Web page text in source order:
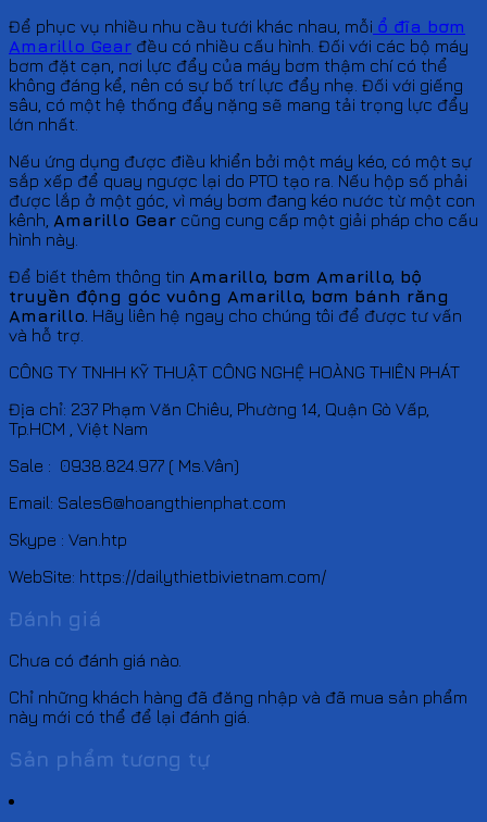
Để phục vụ nhiều nhu cầu tưới khác nhau, mỗi ổ đĩa bơm
Amarillo Gear đều có nhiều cấu hình. Đối với các bộ máy
bơm đặt cạn, nơi lực đẩy của máy bơm thậm chí có thể
không đáng kể, nên có sự bố trí lực đẩy nhẹ. Đối với giếng
sâu, có một hệ thống đẩy nặng sẽ mang tải trọng lực đẩy
lớn nhất.
Nếu ứng dụng được điều khiển bởi một máy kéo, có một sự
sắp xếp để quay ngược lại do PTO tạo ra. Nếu hộp số phải
được lắp ở một góc, vì máy bơm đang kéo nước từ một con
kênh, Amarillo Gear cũng cung cấp một giải pháp cho cấu
hình này.
Để biết thêm thông tin Amarillo, bơm Amarillo, bộ
truyền động góc vuông Amarillo, bơm bánh răng
Amarillo. Hãy liên hệ ngay cho chúng tôi để được tư vấn
và hỗ trợ.
CÔNG TY TNHH KỸ THUẬT CÔNG NGHỆ HOÀNG THIÊN PHÁT
Địa chỉ: 237 Phạm Văn Chiêu, Phường 14, Quận Gò Vấp,
Tp.HCM , Việt Nam
Sale : 0938.824.977 ( Ms.Vân)
Email: Sales6@hoangthienphat.com
Skype : Van.htp
WebSite: https://dailythietbivietnam.com/
Đánh giá
Chưa có đánh giá nào.
Chỉ những khách hàng đã đăng nhập và đã mua sản phẩm
này mới có thể để lại đánh giá.
Sản phẩm tương tự